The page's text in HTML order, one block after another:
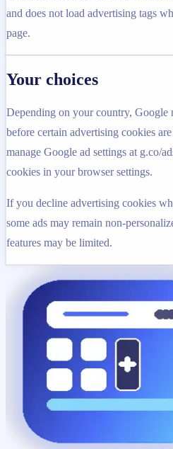
and does not load advertising tags
page.
Your choices
Depending on your country, Google
before certain advertising cookies
manage Google ad settings at g.co/
cookies in your browser settings.
If you decline advertising cookies
some ads may remain non-
features may be limited.